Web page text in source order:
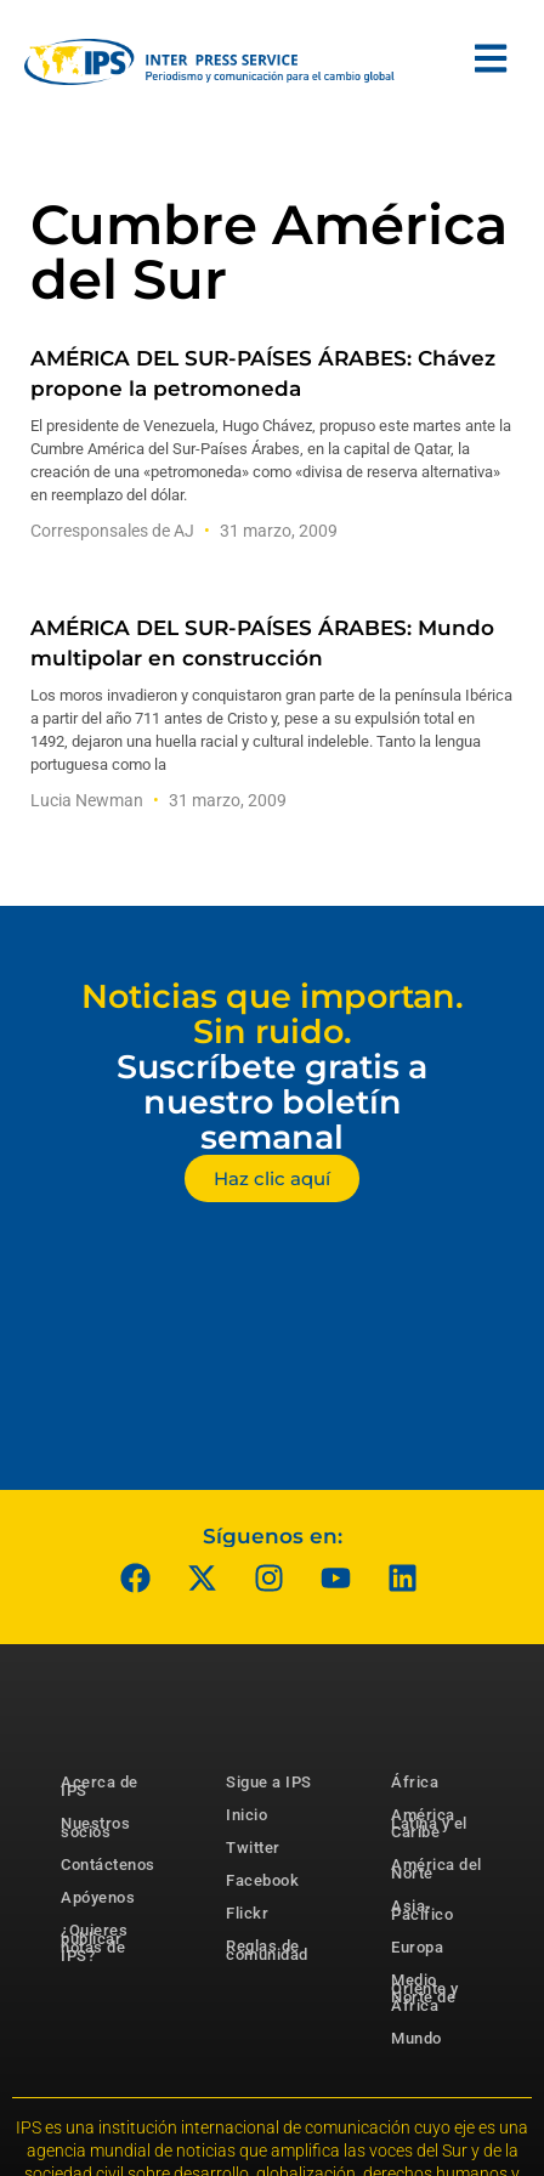
Cumbre América
del Sur
AMÉRICA DEL SUR-PAÍSES ÁRABES: Chávez
propone la petromoneda
El presidente de Venezuela, Hugo Chávez, propuso este martes ante la
Cumbre América del Sur-Países Árabes, en la capital de Qatar, la
creación de una «petromoneda» como «divisa de reserva alternativa»
en reemplazo del dólar.
Corresponsales de AJ 31 marzo, 2009
AMÉRICA DEL SUR-PAÍSES ÁRABES: Mundo
multipolar en construcción
Los moros invadieron y conquistaron gran parte de la península Ibérica
a partir del año 711 antes de Cristo y, pese a su expulsión total en
1492, dejaron una huella racial y cultural indeleble. Tanto la lengua
portuguesa como la
Lucia Newman 31 marzo, 2009
Noticias que importan.
Sin ruido.
Suscríbete gratis a
nuestro boletín
semanal
Haz clic aquí
Síguenos en:
Acerca de
IPS
Nuestros
socios
Contáctenos
Apóyenos
¿Quieres
publicar
notas de
IPS?
Sigue a IPS
Inicio
Twitter
Facebook
Flickr
Reglas de
comunidad
África
América
Latina y el
Caribe
América del
Norte
Asia-
Pacífico
Europa
Medio
Oriente y
Norte de
África
Mundo
IPS es una institución internacional de comunicación cuyo eje es una
agencia mundial de noticias que amplifica las voces del Sur y de la